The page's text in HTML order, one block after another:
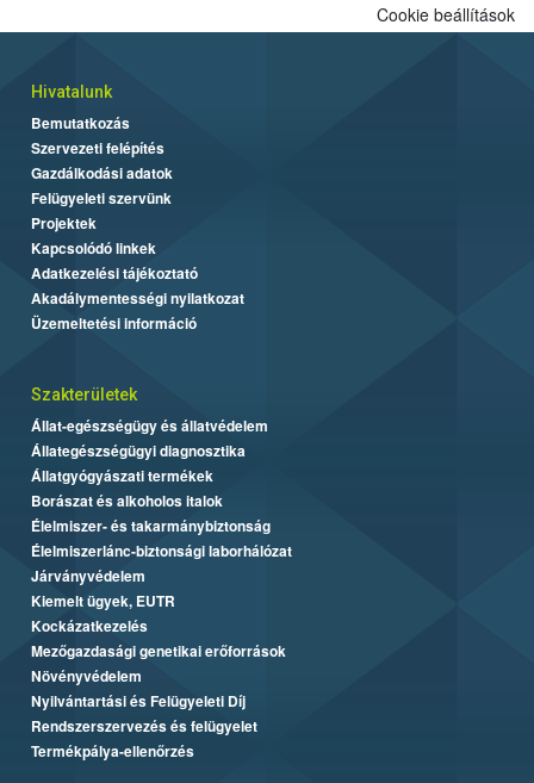
Cookie beállítások
Hivatalunk
Bemutatkozás
Szervezeti felépítés
Gazdálkodási adatok
Felügyeleti szervünk
Projektek
Kapcsolódó linkek
Adatkezelési tájékoztató
Akadálymentességi nyilatkozat
Üzemeltetési információ
Szakterületek
Állat-egészségügy és állatvédelem
Állategészségügyi diagnosztika
Állatgyógyászati termékek
Borászat és alkoholos italok
Élelmiszer- és takarmánybiztonság
Élelmiszerlánc-biztonsági laborhálózat
Járványvédelem
Kiemelt ügyek, EUTR
Kockázatkezelés
Mezőgazdasági genetikai erőforrások
Növényvédelem
Nyilvántartási és Felügyeleti Díj
Rendszerszervezés és felügyelet
Termékpálya-ellenőrzés